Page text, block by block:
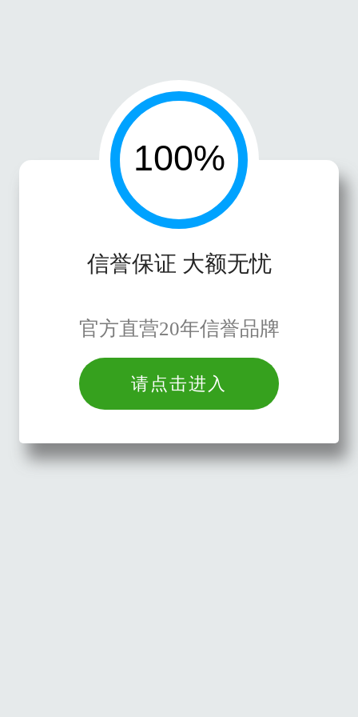
信誉保证 大额无忧
官方直营20年信誉品牌
请点击进入